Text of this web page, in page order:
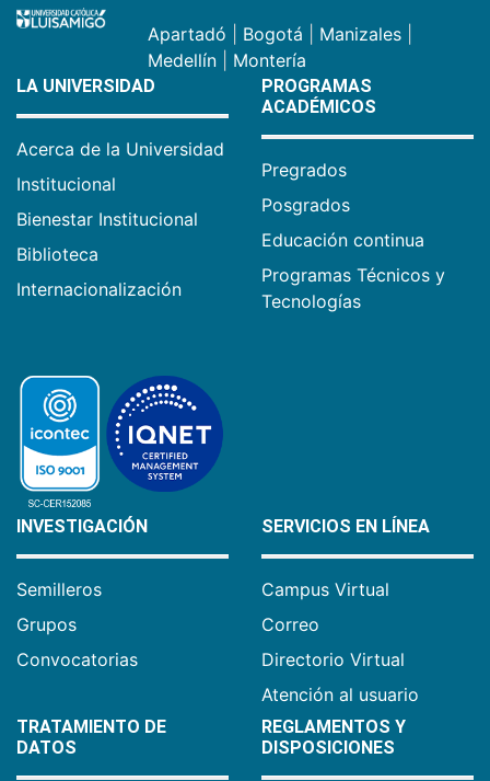
Apartadó Bogotá Manizales
Medellín
Montería
LA UNIVERSIDAD
Acerca de la Universidad
Institucional
Bienestar Institucional
Biblioteca
Internacionalización
PROGRAMAS
ACADÉMICOS
Pregrados
Posgrados
Educación continua
Programas Técnicos y
Tecnologías
INVESTIGACIÓN
Semilleros
Grupos
Convocatorias
SERVICIOS EN LÍNEA
Campus Virtual
Correo
Directorio Virtual
Atención al usuario
TRATAMIENTO DE
DATOS
REGLAMENTOS Y
DISPOSICIONES